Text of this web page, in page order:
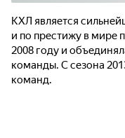
КХЛ является
и по престижу в мире
2008 году и
команды. С сезона
команд.